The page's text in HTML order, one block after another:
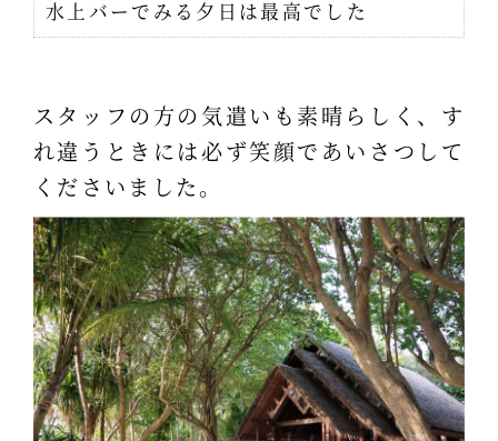
水上バーでみる夕日は最高でした
スタッフの方の気遣いも素晴らしく、す
れ違うときには必ず笑顔であいさつして
くださいました。